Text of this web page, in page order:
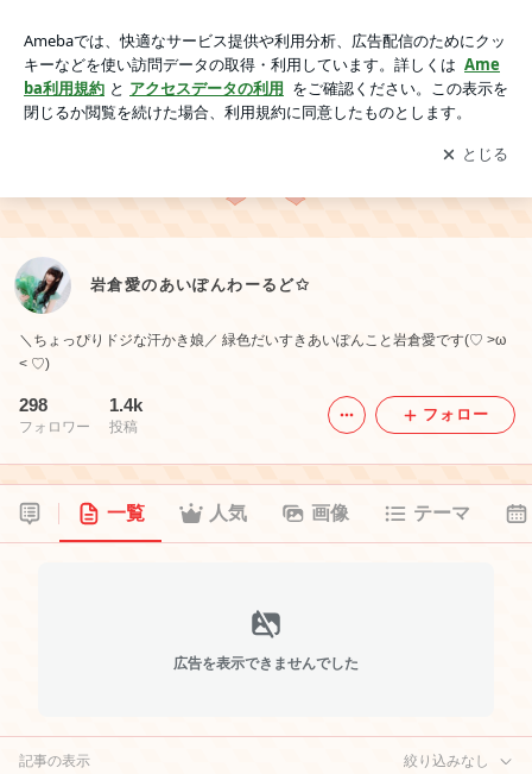
アプリをダウンロードして ブログの更新通知
を受け取りまし
ょう。
開く
岩倉愛のあいぽんわーるど✩
＼ちょっぴりドジな汗かき娘／ 緑色だいすきあいぽんこと岩倉愛です(♡ >ω
< ♡)
298
フォロワー
1.4k
投稿
フォロー
一覧 人気 画像 テーマ
広告を表示できませんでした
記事の表示 絞り込みなし